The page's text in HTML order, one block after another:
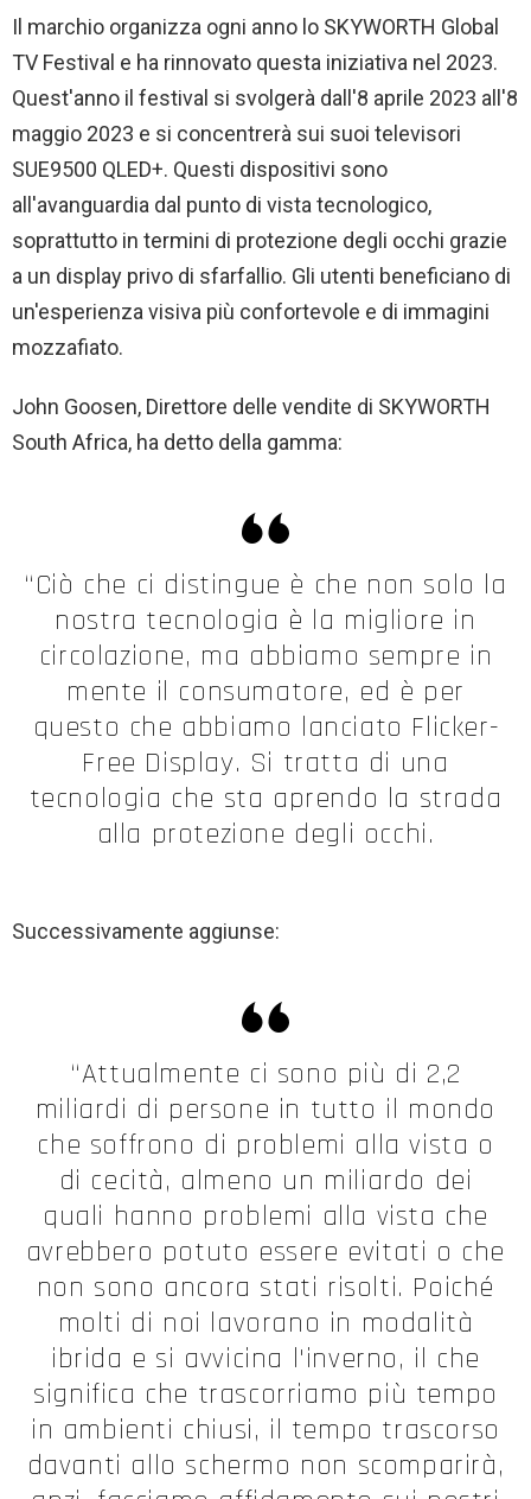
Il marchio organizza ogni anno lo SKYWORTH Global
TV Festival e ha rinnovato questa iniziativa nel 2023.
Quest'anno il festival si svolgerà dall'8 aprile 2023 all'8
maggio 2023 e si concentrerà sui suoi televisori
SUE9500 QLED+. Questi dispositivi sono
all'avanguardia dal punto di vista tecnologico,
soprattutto in termini di protezione degli occhi grazie
a un display privo di sfarfallio. Gli utenti beneficiano di
un'esperienza visiva più confortevole e di immagini
mozzafiato.
John Goosen, Direttore delle vendite di SKYWORTH
South Africa, ha detto della gamma:
“Ciò che ci distingue è che non solo la
nostra tecnologia è la migliore in
circolazione, ma abbiamo sempre in
mente il consumatore, ed è per
questo che abbiamo lanciato Flicker-
Free Display. Si tratta di una
tecnologia che sta aprendo la strada
alla protezione degli occhi.
Successivamente aggiunse:
“Attualmente ci sono più di 2,2
miliardi di persone in tutto il mondo
che soffrono di problemi alla vista o
di cecità, almeno un miliardo dei
quali hanno problemi alla vista che
avrebbero potuto essere evitati o che
non sono ancora stati risolti. Poiché
molti di noi lavorano in modalità
ibrida e si avvicina l'inverno, il che
significa che trascorriamo più tempo
in ambienti chiusi, il tempo trascorso
davanti allo schermo non scomparirà,